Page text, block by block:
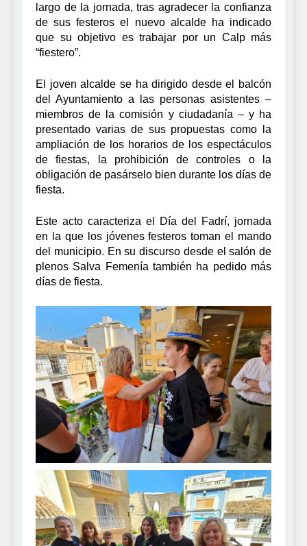
largo de la jornada, tras agradecer la confianza
de sus festeros el nuevo alcalde ha indicado
que su objetivo es trabajar por un Calp más
“fiestero”.
El joven alcalde se ha dirigido desde el balcón
del Ayuntamiento a las personas asistentes –
miembros de la comisión y ciudadanía – y ha
presentado varias de sus propuestas como la
ampliación de los horarios de los espectáculos
de fiestas, la prohibición de controles o la
obligación de pasárselo bien durante los días de
fiesta.
Este acto caracteriza el Día del Fadrí, jornada
en la que los jóvenes festeros toman el mando
del municipio. En su discurso desde el salón de
plenos Salva Femenía también ha pedido más
días de fiesta.